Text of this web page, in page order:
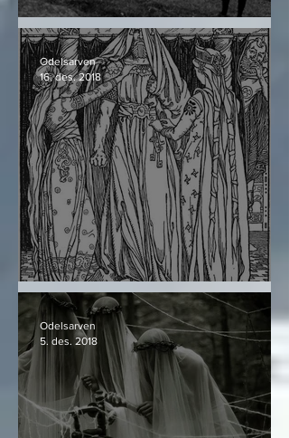
Navnforskningens skatter
Þórr og hva han er
Odelsarven
16. des. 2018
Odelsarven
5. des. 2018